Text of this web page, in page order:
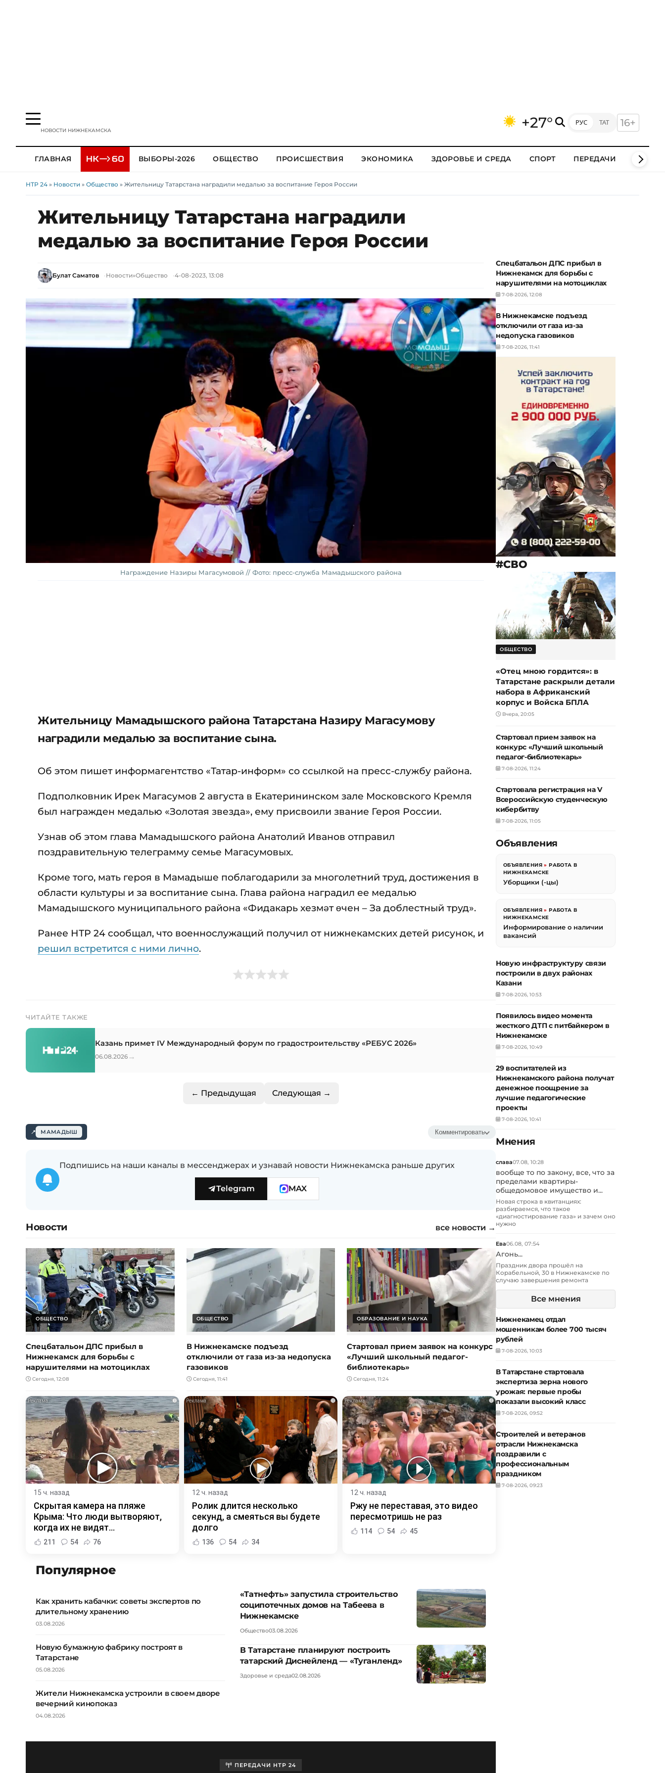
НОВОСТИ НИЖНЕКАМСКА +27° РУС ТАТ 16+
ГЛАВНАЯ ВЫБОРЫ-2026 ОБЩЕСТВО ПРОИСШЕСТВИЯ ЭКОНОМИКА ЗДОРОВЬЕ И СРЕДА СПОРТ ПЕРЕДАЧИ КЛИПЫ
НТР 24 » Новости » Общество » Жительницу Татарстана наградили медалью за воспитание Героя России
Жительницу Татарстана наградили
медалью за воспитание Героя России
Булат Саматов Новости»Общество 4-08-2023, 13:08
Награждение Назиры Магасумовой // Фото: пресс-служба Мамадышского района
Жительницу Мамадышского района Татарстана Назиру Магасумову
наградили медалью за воспитание сына.
Об этом пишет информагентство «Татар-информ» со ссылкой на пресс-службу района.
Подполковник Ирек Магасумов 2 августа в Екатерининском зале Московского Кремля
был награжден медалью «Золотая звезда», ему присвоили звание Героя России.
Узнав об этом глава Мамадышского района Анатолий Иванов отправил
поздравительную телеграмму семье Магасумовых.
Кроме того, мать героя в Мамадыше поблагодарили за многолетний труд, достижения в
области культуры и за воспитание сына. Глава района наградил ее медалью
Мамадышского муниципального района «Фидакарь хезмәт өчен – За доблестный труд».
Ранее НТР 24 сообщал, что военнослужащий получил от нижнекамских детей рисунок, и
решил встретится с ними лично.
ЧИТАЙТЕ ТАКЖЕ
Казань примет IV Международный форум по градостроительству «РЕБУС 2026»
06.08.2026 →
← Предыдущая Следующая →
МАМАДЫШ Комментировать
Подпишись на наши каналы в мессенджерах и узнавай новости Нижнекамска раньше других
Telegram MAX
Новости все новости →
ОБЩЕСТВО
Спецбатальон ДПС прибыл в
Нижнекамск для борьбы с
нарушителями на мотоциклах
Сегодня, 12:08
ОБЩЕСТВО
В Нижнекамске подъезд
отключили от газа из-за недопуска
газовиков
Сегодня, 11:41
ОБРАЗОВАНИЕ И НАУКА
Стартовал прием заявок на конкурс
«Лучший школьный педагог-
библиотекарь»
Сегодня, 11:24
i
15 ч. назад
Скрытая камера на пляже
Крыма: Что люди вытворяют,
когда их не видят...
211 54 76
i
12 ч. назад
Ролик длится несколько
секунд, а смеяться вы будете
долго
136 54 34
i
12 ч. назад
Ржу не переставая, это видео
пересмотришь не раз
114 54 45
Популярное
Как хранить кабачки: советы экспертов по
длительному хранению
03.08.2026
Новую бумажную фабрику построят в
Татарстане
05.08.2026
Жители Нижнекамска устроили в своем дворе
вечерний кинопоказ
04.08.2026
«Татнефть» запустила строительство
соципотечных домов на Табеева в
Нижнекамске
Общество03.08.2026
В Татарстане планируют построить
татарский Диснейленд — «Туганленд»
Здоровье и среда02.08.2026
ПЕРЕДАЧИ НТР 24
Спецбатальон ДПС прибыл в
Нижнекамск для борьбы с
нарушителями на мотоциклах
7-08-2026, 12:08
В Нижнекамске подъезд
отключили от газа из-за
недопуска газовиков
7-08-2026, 11:41
#СВО
ОБЩЕСТВО
«Отец мною гордится»: в
Татарстане раскрыли детали
набора в Африканский
корпус и Войска БПЛА
Вчера, 20:05
Стартовал прием заявок на
конкурс «Лучший школьный
педагог-библиотекарь»
7-08-2026, 11:24
Стартовала регистрация на V
Всероссийскую студенческую
кибербитву
7-08-2026, 11:05
Объявления
ОБЪЯВЛЕНИЯ »РАБОТА В
НИЖНЕКАМСКЕ
Уборщики (-цы)
ОБЪЯВЛЕНИЯ »РАБОТА В
НИЖНЕКАМСКЕ
Информирование о наличии
вакансий
Новую инфраструктуру связи
построили в двух районах
Казани
7-08-2026, 10:53
Появилось видео момента
жесткого ДТП с питбайкером в
Нижнекамске
7-08-2026, 10:49
29 воспитателей из
Нижнекамского района получат
денежное поощрение за
лучшие педагогические
проекты
7-08-2026, 10:41
Мнения
слава07.08, 10:28
вообще то по закону, все, что за
пределами квартиры-
общедомовое имущество и...
Новая строка в квитанциях:
разбираемся, что такое
«диагностирование газа» и зачем оно
нужно
Ева06.08, 07:54
Агонь...
Праздник двора прошёл на
Корабельной, 30 в Нижнекамске по
случаю завершения ремонта
Все мнения
Нижнекамец отдал
мошенникам более 700 тысяч
рублей
7-08-2026, 10:03
В Татарстане стартовала
экспертиза зерна нового
урожая: первые пробы
показали высокий класс
7-08-2026, 09:52
Строителей и ветеранов
отрасли Нижнекамска
поздравили с
профессиональным
праздником
7-08-2026, 09:23